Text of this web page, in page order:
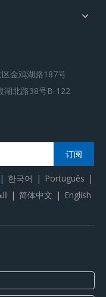
金鸡湖路187号
湖北路38号B-122
订阅
| 한국어 | Português |
| 简体中文 | English